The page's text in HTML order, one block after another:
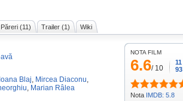
Păreri (11) Trailer (1) Wiki
Blaj, Mircea Diaconu,
, Marian Râlea
NOTA FILM
6.6/ 10
11
93
Nota IMDB: 5.8